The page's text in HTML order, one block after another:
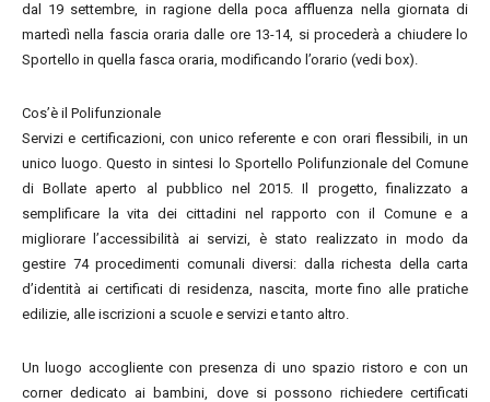
dal 19 settembre, in ragione della poca affluenza nella giornata di
martedì nella fascia oraria dalle ore 13-14, si procederà a chiudere lo
Sportello in quella fasca oraria, modificando l’orario (vedi box).
Cos’è il Polifunzionale
Servizi e certificazioni, con unico referente e con orari flessibili, in un
unico luogo. Questo in sintesi lo Sportello Polifunzionale del Comune
di Bollate aperto al pubblico nel 2015. Il progetto, finalizzato a
semplificare la vita dei cittadini nel rapporto con il Comune e a
migliorare l’accessibilità ai servizi, è stato realizzato in modo da
gestire 74 procedimenti comunali diversi: dalla richesta della carta
d’identità ai certificati di residenza, nascita, morte fino alle pratiche
edilizie, alle iscrizioni a scuole e servizi e tanto altro.
Un luogo accogliente con presenza di uno spazio ristoro e con un
corner dedicato ai bambini, dove si possono richiedere certificati